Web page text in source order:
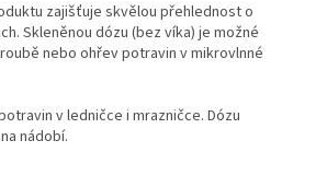
zajišťuje skvělou přehlednost o
Skleněnou dózu (bez víka) je možné
nebo ohřev potravin v mikrovlnné
v ledničce i mrazničce. Dózu
nádobí.